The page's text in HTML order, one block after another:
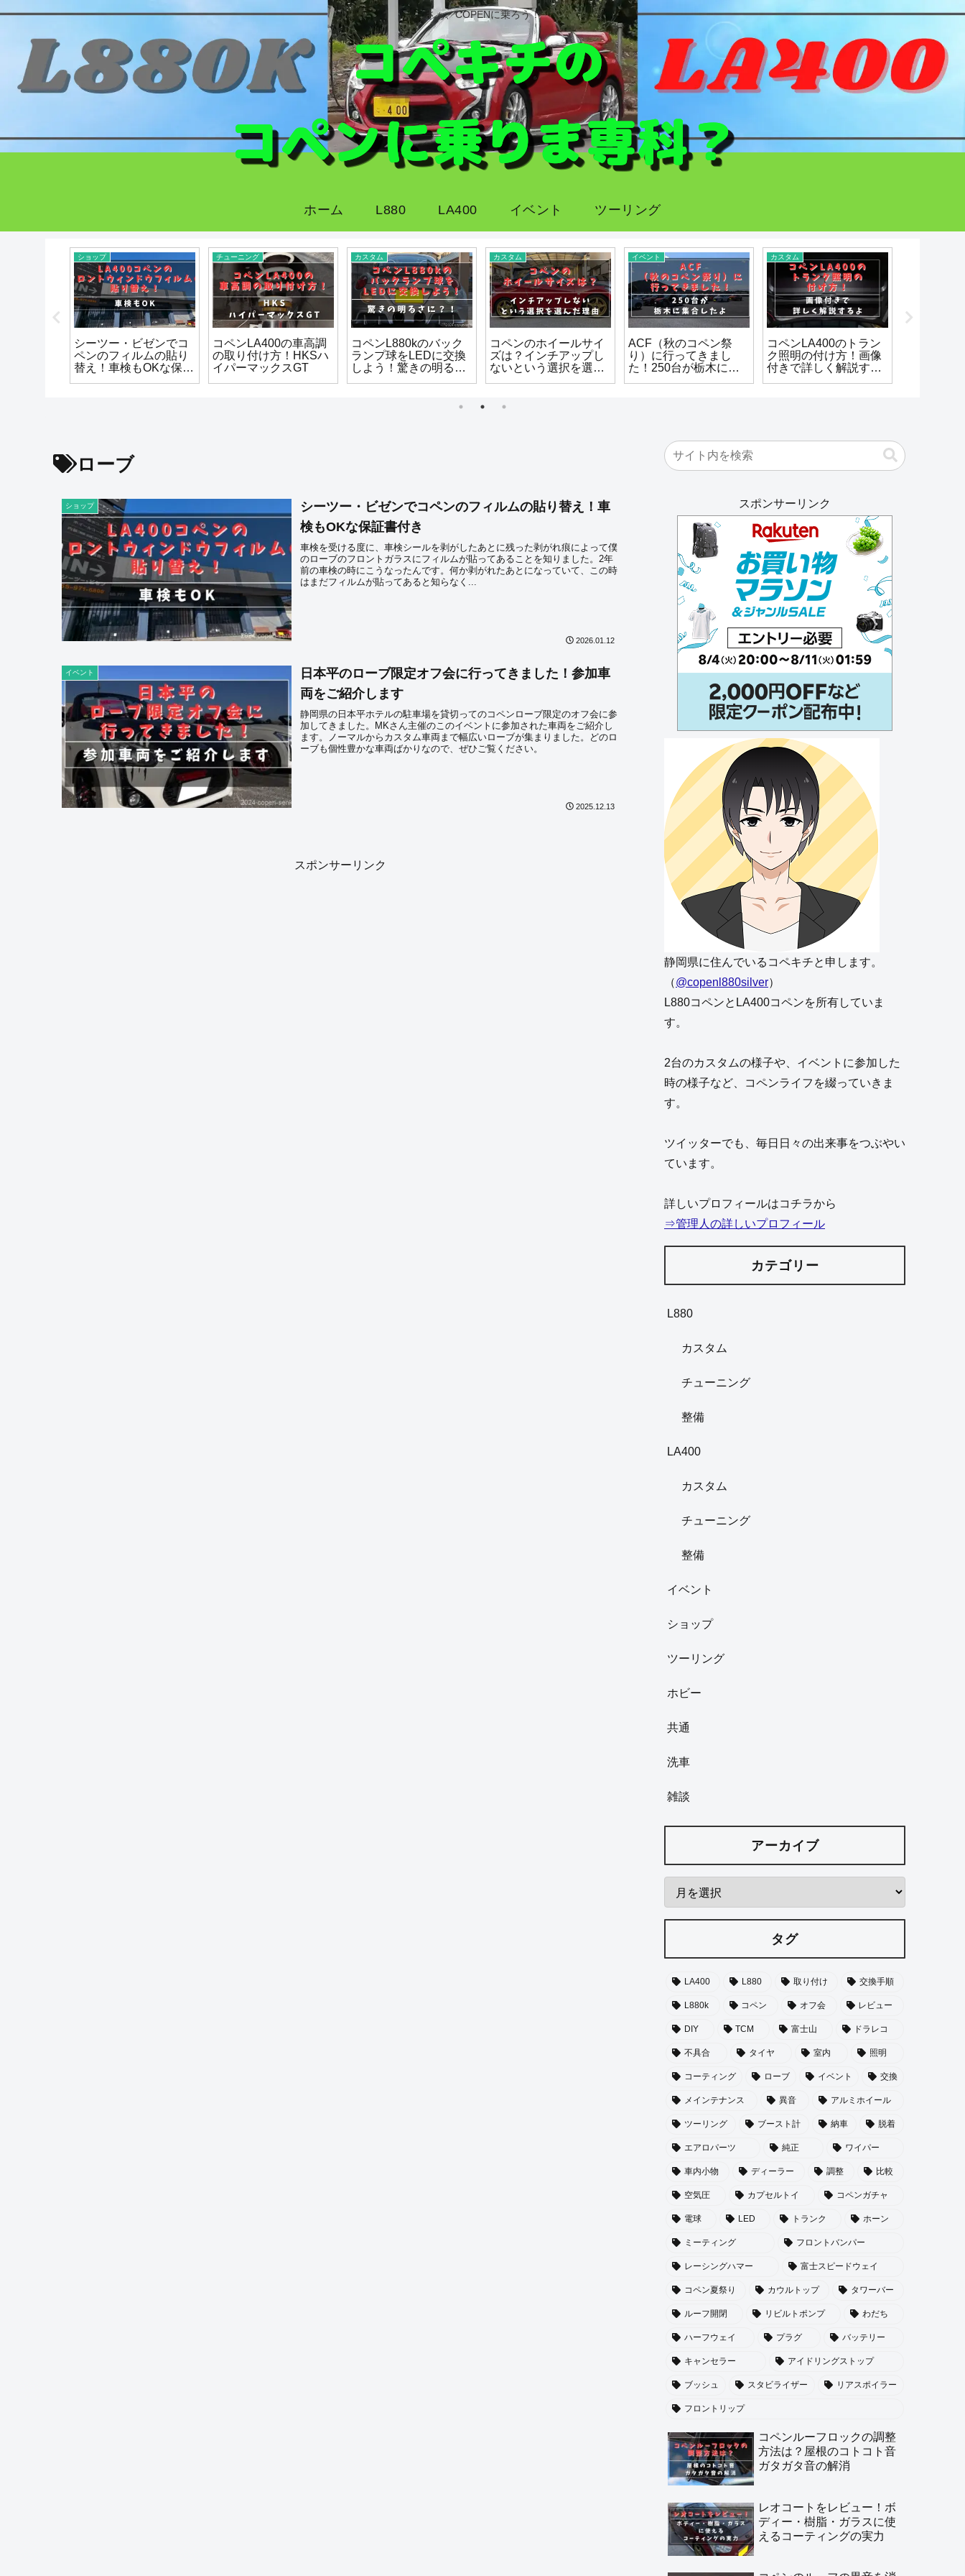
さぁ、COPENに乗ろう！
ホーム L880 LA400 イベント ツーリング
ショップ
シーツー・ビゼンでコ
ペンのフィルムの貼り
替え！車検もOKな保証
チューニング
コペンLA400の車高調
の取り付け方！HKSハ
イパーマックスGT
カスタム
コペンL880kのバック
ランプ球をLEDに交換
しよう！驚きの明るさ
カスタム
コペンのホイールサイ
ズは？インチアップし
ないという選択を選ん
イベント
ACF（秋のコペン祭
り）に行ってきまし
た！250台が栃木に集
カスタム
コペンLA400のトラン
ク照明の付け方！画像
付きで詳しく解説する
ローブ
ショップ
シーツー・ビゼンでコペンのフィルムの貼り替え！車
検もOKな保証書付き
車検を受ける度に、車検シールを剥がしたあとに残った剥がれ痕によって僕
のローブのフロントガラスにフィルムが貼ってあることを知りました。2年
前の車検の時にこうなったんです。何か剥がれたあとになっていて、この時
はまだフィルムが貼ってあると知らなく...
2026.01.12
イベント
日本平のローブ限定オフ会に行ってきました！参加車
両をご紹介します
静岡県の日本平ホテルの駐車場を貸切ってのコペンローブ限定のオフ会に参
加してきました。MKさん主催のこのイベントに参加された車両をご紹介し
ます。ノーマルからカスタム車両まで幅広いローブが集まりました。どのロ
ーブも個性豊かな車両ばかりなので、ぜひご覧ください。
2025.12.13
スポンサーリンク
スポンサーリンク
静岡県に住んでいるコペキチと申します。
（@copenl880silver）
L880コペンとLA400コペンを所有していま
す。
2台のカスタムの様子や、イベントに参加した
時の様子など、コペンライフを綴っていきま
す。
ツイッターでも、毎日日々の出来事をつぶやい
ています。
詳しいプロフィールはコチラから
⇒管理人の詳しいプロフィール
カテゴリー
L880
カスタム
チューニング
整備
LA400
カスタム
チューニング
整備
イベント
ショップ
ツーリング
ホビー
共通
洗車
雑談
アーカイブ
タグ
LA400 L880 取り付け 交換手順
L880k コペン オフ会 レビュー
DIY TCM 富士山 ドラレコ
不具合 タイヤ 室内 照明
コーティング ローブ イベント 交換
メインテナンス 異音 アルミホイール
ツーリング ブースト計 納車 脱着
エアロパーツ 純正 ワイパー
車内小物 ディーラー 調整 比較
空気圧 カプセルトイ コペンガチャ
電球 LED トランク ホーン
ミーティング フロントバンパー
レーシングハマー 富士スピードウェイ
コペン夏祭り カウルトップ タワーバー
ルーフ開閉 リビルトポンプ わだち
ハーフウェイ プラグ バッテリー
キャンセラー アイドリングストップ
ブッシュ スタビライザー リアスポイラー
フロントリップ
コペンルーフロックの調整
方法は？屋根のコトコト音
ガタガタ音の解消
レオコートをレビュー！ボ
ディー・樹脂・ガラスに使
えるコーティングの実力